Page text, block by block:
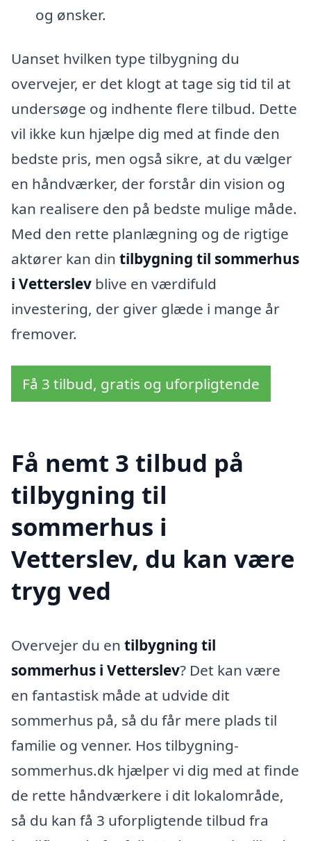
og ønsker.
Uanset hvilken type tilbygning du
overvejer, er det klogt at tage sig tid til at
undersøge og indhente flere tilbud. Dette
vil ikke kun hjælpe dig med at finde den
bedste pris, men også sikre, at du vælger
en håndværker, der forstår din vision og
kan realisere den på bedste mulige måde.
Med den rette planlægning og de rigtige
aktører kan din tilbygning til sommerhus
i Vetterslev blive en værdifuld
investering, der giver glæde i mange år
fremover.
Få 3 tilbud, gratis og uforpligtende
Få nemt 3 tilbud på
tilbygning til
sommerhus i
Vetterslev, du kan være
tryg ved
Overvejer du en tilbygning til
sommerhus i Vetterslev? Det kan være
en fantastisk måde at udvide dit
sommerhus på, så du får mere plads til
familie og venner. Hos tilbygning-
sommerhus.dk hjælper vi dig med at finde
de rette håndværkere i dit lokalområde,
så du kan få 3 uforpligtende tilbud fra